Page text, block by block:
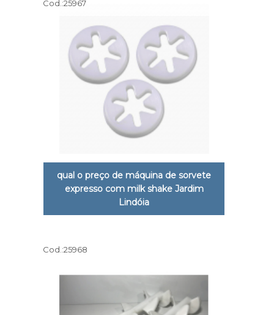
Cod.:25967
qual o preço de máquina de sorvete
expresso com milk shake Jardim
Lindóia
Cod.:25968